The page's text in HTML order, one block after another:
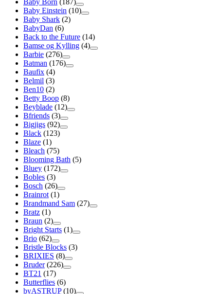
Baby Einstein (10)
Baby Shark (2)
BabyDan (6)
Back to the Future (14)
Bamse og Kylling (4)
Barbie (276)
Batman (176)
Baufix (4)
Belmil (3)
Ben10 (2)
Betty Boop (8)
Beyblade (12)
Bfriends (3)
Bigjigs (92)
Black (123)
Blaze (1)
Bleach (75)
Blooming Bath (5)
Bluey (172)
Bobles (3)
Bosch (26)
Brainrot (1)
Brandmand Sam (27)
Bratz (1)
Braun (2)
Bright Starts (1)
Brio (62)
Bristle Blocks (3)
BRIXIES (8)
Bruder (226)
BT21 (17)
Butterflies (6)
byASTRUP (10)